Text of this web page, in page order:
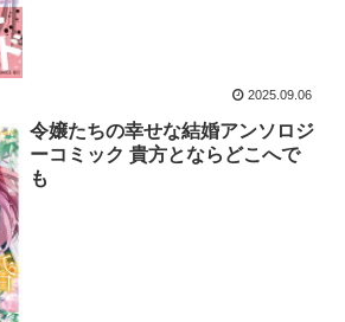
2025.09.06
令嬢たちの幸せな結婚アンソロジ
ーコミック 貴方とならどこへで
も